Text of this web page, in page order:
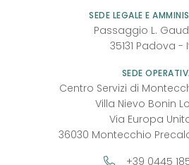
SEDE LEGALE E
Passaggio L.
35131 Padova -
SEDE
Centro Servizi di
Villa Nievo Bonin
Via Europa
36030 Montecchio
+39 0445